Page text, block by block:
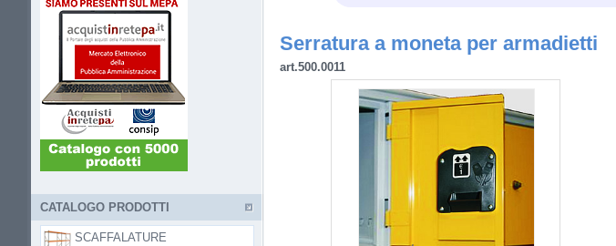
Serratura a moneta per armadietti
art.500.0011
CATALOGO PRODOTTI
SCAFFALATURE